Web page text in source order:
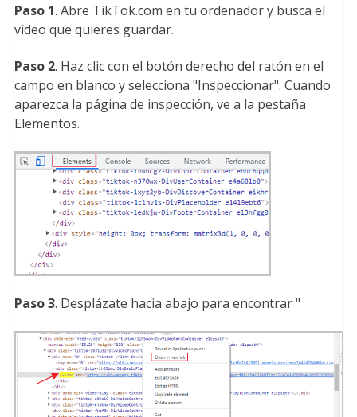
Paso 1. Abre TikTok.com en tu ordenador y busca el
vídeo que quieres guardar.
Paso 2. Haz clic con el botón derecho del ratón en el
campo en blanco y selecciona "Inspeccionar". Cuando
aparezca la página de inspección, ve a la pestaña
Elementos.
Paso 3. Desplázate hacia abajo para encontrar "